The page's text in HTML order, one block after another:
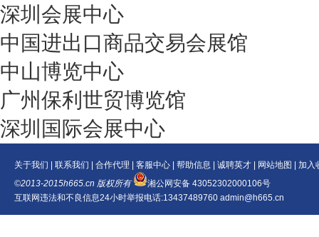
深圳会展中心
中国进出口商品交易会展馆
中山博览中心
广州保利世贸博览馆
深圳国际会展中心
关于我们 联系我们 合作代理 客服中心 帮助信息 诚聘英才 网站地图
加入
©2013-2015h665.cn 版权所有
湘公网安备 43052302000106号
互联网违法和不良信息24小时举报电话:13437489760 admin@h665.cn